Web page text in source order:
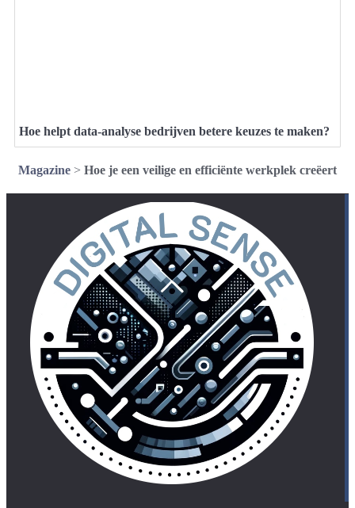
Hoe helpt data-analyse bedrijven betere keuzes te maken?
Magazine > Hoe je een veilige en efficiënte werkplek creëert